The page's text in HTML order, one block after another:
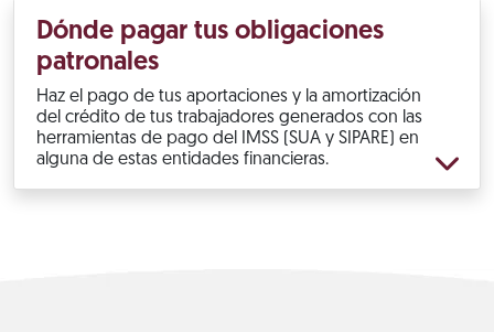
Dónde pagar tus obligaciones
patronales
Haz el pago de tus aportaciones y la amortización
del crédito de tus trabajadores generados con las
herramientas de pago del IMSS (SUA y SIPARE) en
alguna de estas entidades financieras.